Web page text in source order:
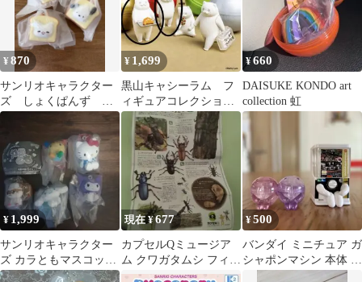
¥870
サンリオキャラクター
ズ しょくぱんず シ
ナモロール はなまる
おばけ ポチャッコ
¥ 1,699
黒山キャシーラム フ
ィギュアコレクション2
種セット ケンエレ
ガチャ
¥660
DAISUKE KONDO art
collection 虹
¥ 1,999
サンリオキャラクター
ズ カラともマスコット
コンプ
現在 ¥677
カプセルQミュージア
ム クワガタムシ フィギ
ュア3体➕️銀の天使のフ
¥500
バンダイ ミニチュア ガ
シャポンマシン 本体 カ